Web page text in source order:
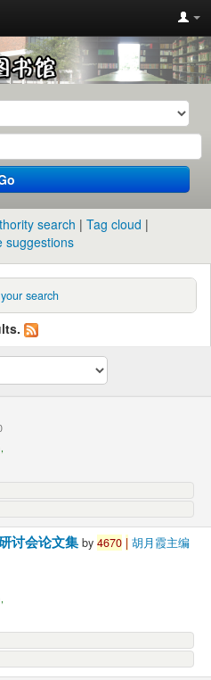
search
Tag cloud
suggestions
search
讨会论文集by4670 | 胡月霞主编